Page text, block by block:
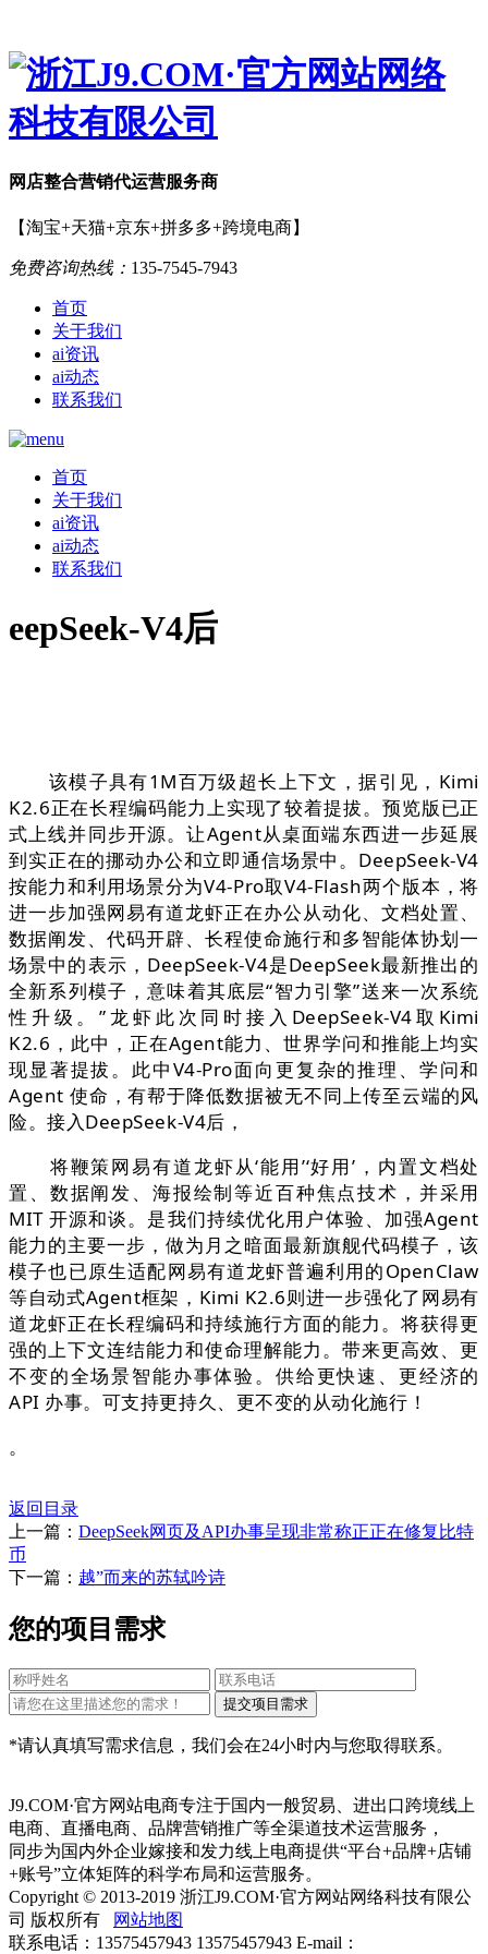
网店整合营销代运营服务商
【淘宝+天猫+京东+拼多多+跨境电商】
免费咨询热线： 135-7545-7943
首页
关于我们
ai资讯
ai动态
联系我们
首页
关于我们
ai资讯
ai动态
联系我们
eepSeek-V4后
该模子具有1M百万级超长上下文，据引见，Kimi
K2.6正在长程编码能力上实现了较着提拔。预览版已正
式上线并同步开源。让Agent从桌面端东西进一步延展
到实正在的挪动办公和立即通信场景中。DeepSeek-V4
按能力和利用场景分为V4-Pro取V4-Flash两个版本，将
进一步加强网易有道龙虾正在办公从动化、文档处置、
数据阐发、代码开辟、长程使命施行和多智能体协划一
场景中的表示，DeepSeek-V4是DeepSeek最新推出的
全新系列模子，意味着其底层“智力引擎”送来一次系统
性升级。”龙虾此次同时接入DeepSeek-V4取Kimi
K2.6，此中，正在Agent能力、世界学问和推能上均实
现显著提拔。此中V4-Pro面向更复杂的推理、学问和
Agent 使命，有帮于降低数据被无不同上传至云端的风
险。接入DeepSeek-V4后，
将鞭策网易有道龙虾从‘能用’‘好用’，内置文档处
置、数据阐发、海报绘制等近百种焦点技术，并采用
MIT 开源和谈。是我们持续优化用户体验、加强Agent
能力的主要一步，做为月之暗面最新旗舰代码模子，该
模子也已原生适配网易有道龙虾普遍利用的OpenClaw
等自动式Agent框架，Kimi K2.6则进一步强化了网易有
道龙虾正在长程编码和持续施行方面的能力。将获得更
强的上下文连结能力和使命理解能力。带来更高效、更
不变的全场景智能办事体验。供给更快速、更经济的
API 办事。可支持更持久、更不变的从动化施行！
。
返回目录
上一篇： DeepSeek网页及API办事呈现非常称正正在修复比特
币
下一篇： 越”而来的苏轼吟诗
您的项目需求
*请认真填写需求信息，我们会在24小时内与您取得联系。
J9.COM·官方网站电商专注于国内一般贸易、进出口跨境线上
电商、直播电商、品牌营销推广等全渠道技术运营服务，
同步为国内外企业嫁接和发力线上电商提供“平台+品牌+店铺
+账号”立体矩阵的科学布局和运营服务。
Copyright © 2013-2019 浙江J9.COM·官方网站网络科技有限公
司 版权所有
网站地图
联系电话：13575457943 13575457943 E-mail：